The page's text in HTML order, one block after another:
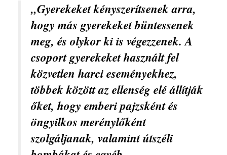
„Gyerekeket kényszerítsenek arra,
hogy más gyerekeket büntessenek
meg, és olykor ki is végezzenek. A
csoport gyerekeket használt fel
közvetlen harci eseményekhez,
többek között az ellenség elé állítják
őket, hogy emberi pajzsként és
öngyilkos merénylőként
szolgáljanak, valamint útszéli